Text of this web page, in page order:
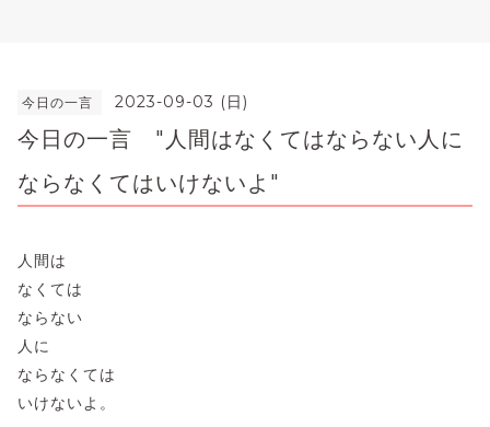
今日の一言 2023-09-03 (日)
今日の一言 "人間はなくてはならない人に
ならなくてはいけないよ"
人間は
なくては
ならない
人に
ならなくては
いけないよ。